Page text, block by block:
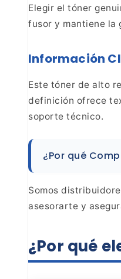
Elegir el tóner
fusor y mantiene la
Información
Este tóner de alto
definición ofrece
soporte técnico.
¿Por qué
Somos
asesorarte y
¿Por qué